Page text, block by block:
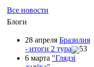
Все новости
Блоги
28 апреля Бразилия
- итоги 2 тура
53
6 марта "Глядзi